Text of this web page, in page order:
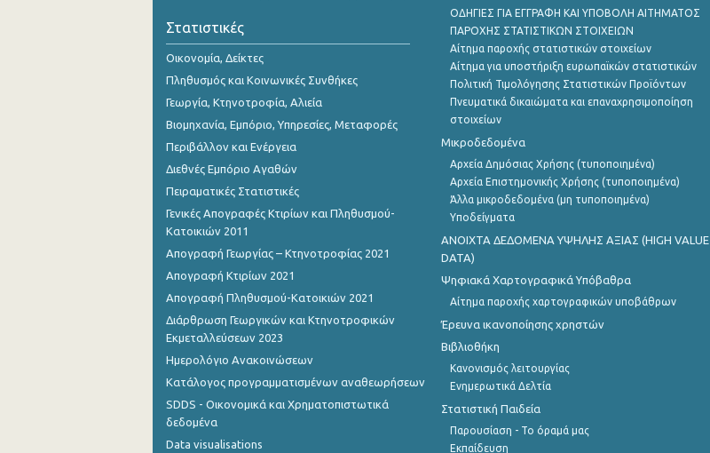
Σεπτεμβρίου 2023
Αυγούστου 2023
Ιουλίου 2023
Μαΐου 2023
Μαρτίου 2023
Ιανουαρίου 2023
Δεκεμβρίου 2022
Νοεμβρίου 2022
Σεπτεμβρίου 2022
Στατιστικές
Οικονομία, Δείκτες
Πληθυσμός και Κοινωνικές Συνθήκες
Γεωργία, Κτηνοτροφία, Αλιεία
Βιομηχανία, Εμπόριο, Υπηρεσίες, Μεταφορές
Περιβάλλον και Ενέργεια
Διεθνές Εμπόριο Αγαθών
Πειραματικές Στατιστικές
Γενικές Απογραφές Κτιρίων και Πληθυσμού-
Κατοικιών 2011
Απογραφή Γεωργίας – Κτηνοτροφίας 2021
Απογραφή Κτιρίων 2021
Απογραφή Πληθυσμού-Κατοικιών 2021
Διάρθρωση Γεωργικών και Κτηνοτροφικών
Εκμεταλλεύσεων 2023
Ημερολόγιο Ανακοινώσεων
Κατάλογος προγραμματισμένων αναθεωρήσεων
SDDS - Οικονομικά και Χρηματοπιστωτικά
δεδομένα
Data visualisations
ΟΔΗΓΙΕΣ ΓΙΑ ΕΓΓΡΑΦΗ ΚΑΙ ΥΠΟΒΟΛΗ ΑΙΤΗΜΑΤΟΣ
ΠΑΡΟΧΗΣ ΣΤΑΤΙΣΤΙΚΩΝ ΣΤΟΙΧΕΙΩΝ
Αίτημα παροχής στατιστικών στοιχείων
Αίτημα για υποστήριξη ευρωπαϊκών στατιστικών
Πολιτική Τιμολόγησης Στατιστικών Προϊόντων
Πνευματικά δικαιώματα και επαναχρησιμοποίηση
στοιχείων
Μικροδεδομένα
Αρχεία Δημόσιας Χρήσης (τυποποιημένα)
Αρχεία Επιστημονικής Χρήσης (τυποποιημένα)
Άλλα μικροδεδομένα (μη τυποποιημένα)
Υποδείγματα
ANOIXTA ΔΕΔΟΜΕΝΑ ΥΨΗΛΗΣ ΑΞΙΑΣ (HIGH VALUE
DATA)
Ψηφιακά Χαρτογραφικά Υπόβαθρα
Αίτημα παροχής χαρτογραφικών υποβάθρων
Έρευνα ικανοποίησης χρηστών
Βιβλιοθήκη
Κανονισμός λειτουργίας
Ενημερωτικά Δελτία
Στατιστική Παιδεία
Παρουσίαση - Το όραμά μας
Εκπαίδευση